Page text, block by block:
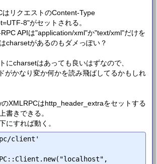
はリクエストのContent-Type
8"がセットされる。
RPC APIは"application/xml"か"text/xml"だけを
charsetがあるのもダメっぽい？
にcharsetはあっても良いはずなので、
がかなり変か何かを読み飛ばしてるかもしれ
XMLRPCはhttp_header_extraをセットする
書きできる。
にすれば動く。
client'